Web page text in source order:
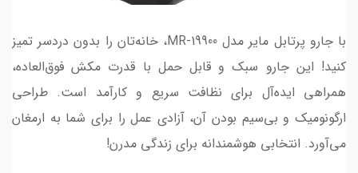
با جارو پرتابل مایر مدل MR-19900، خانه‌تان را بدون دردسر تمیز
کنید! این جارو سبک و قابل حمل با قدرت مکش فوق‌العاده،
همراهی ایده‌آل برای نظافت سریع و کارآمد است. طراحی
ارگونومیک و بی‌سیم بودن آن، آزادی عمل را برای شما به ارمغان
می‌آورد. انتخابی هوشمندانه برای زندگی مدرن!